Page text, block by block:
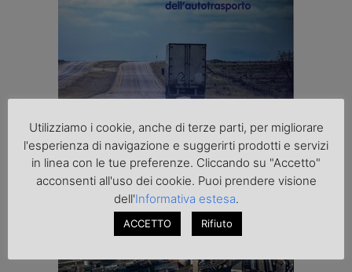
Utilizziamo i cookie, anche di terze parti, per migliorare
l'esperienza di navigazione e suggerirti prodotti e servizi
in linea con le tue preferenze. Cliccando su "Accetto"
acconsenti all'uso dei cookie. Puoi prendere visione
dell'Informativa estesa.
ACCETTO Rifiuto